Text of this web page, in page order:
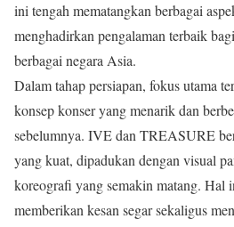
ini tengah mematangkan berbagai
menghadirkan pengalaman terbaik
berbagai negara Asia.
Dalam tahap persiapan, fokus utama
konsep konser yang menarik dan
sebelumnya. IVE dan TREASURE
yang kuat, dipadukan dengan visual
koreografi yang semakin matang. Hal
memberikan kesan segar sekaligus